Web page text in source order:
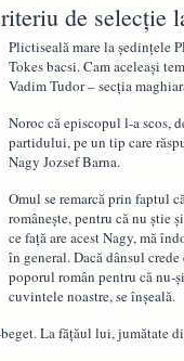
de selecţie
Plictiseală mare la şedinţele
Tokes bacsi. Cam aceleaşi
Vadim Tudor – secţia
Noroc că episcopul l-a scos,
partidului, pe un tip care
Nagy Jozsef Barna.
Omul se remarcă prin faptul
româneşte, pentru că nu ştie
ce faţă are acest Nagy, mă
în general. Dacă dânsul crede
poporul român pentru că nu-
cuvintele noastre, se înşeală.
La făţăul lui, jumătate